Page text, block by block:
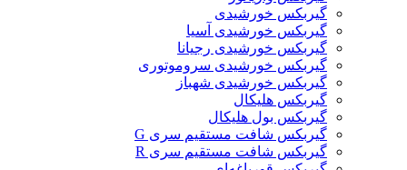
گیربکس خورشیدی
گیربکس خورشیدی آسیا
گیربکس خورشیدی رجیانا
گیربکس خورشیدی سروموتوری
گیربکس خورشیدی شهباز
گیربکس هلیکال
گیربکس بول هلیکال
گیربکس شافت مستقیم سری G
گیربکس شافت مستقیم سری R